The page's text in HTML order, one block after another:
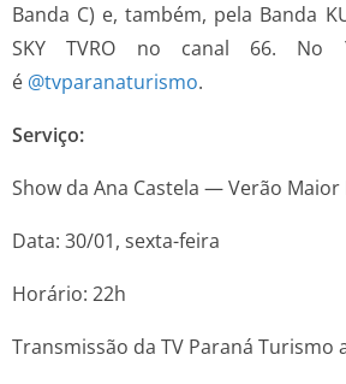
Banda C) e, também, pela Banda
SKY TVRO no canal 66. No
é @tvparanaturismo.
Serviço:
Show da Ana Castela — Verão Maior
Data: 30/01, sexta-feira
Horário: 22h
Transmissão da TV Paraná Turismo